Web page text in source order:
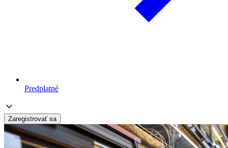
Predplatné
Zaregistrovať sa